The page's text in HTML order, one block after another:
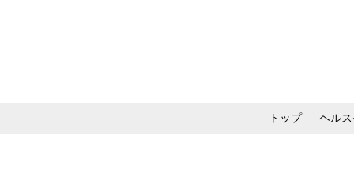
トップ ヘル